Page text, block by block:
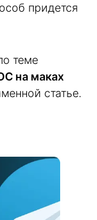
придется
теме
на маках
статье.